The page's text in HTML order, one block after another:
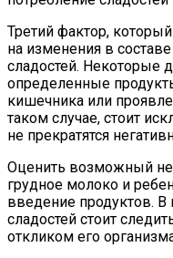
Третий фактор,
на изменения в
сладостей. Некоторые
определенные
кишечника или
таком случае, стоит
не прекратятся
Оценить возможный
грудное молоко и
введение продуктов.
сладостей стоит
откликом его